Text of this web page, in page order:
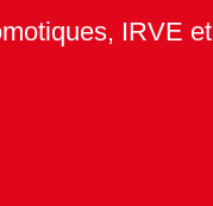
IRVE et